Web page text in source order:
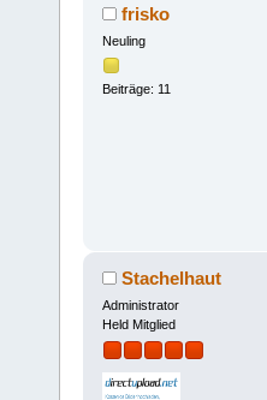
frisko
Neuling
Beiträge: 11
Stachelhaut
Administrator
Held Mitglied